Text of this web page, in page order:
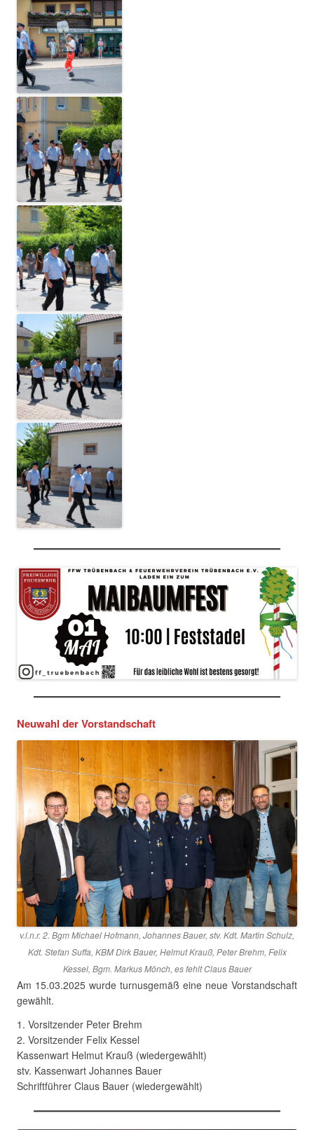
Neuwahl der Vorstandschaft
v.l.n.r. 2. Bgm Michael Hofmann, Johannes Bauer, stv. Kdt. Martin Schulz,
Kdt. Stefan Suffa, KBM Dirk Bauer, Helmut Krauß, Peter Brehm, Felix
Kessel, Bgm. Markus Mönch, es fehlt Claus Bauer
Am 15.03.2025 wurde turnusgemäß eine neue Vorstandschaft
gewählt.
1. Vorsitzender Peter Brehm
2. Vorsitzender Felix Kessel
Kassenwart Helmut Krauß (wiedergewählt)
stv. Kassenwart Johannes Bauer
Schriftführer Claus Bauer (wiedergewählt)